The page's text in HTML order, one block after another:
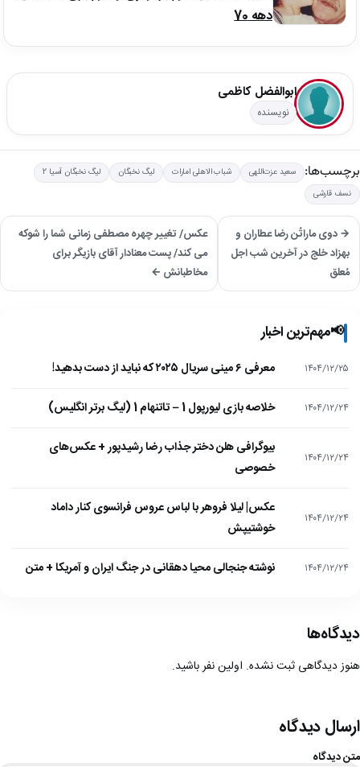
دهه 70
ابوالفضل کاظمی
نویسنده
برچسب‌ها: سعید عزت‌اللهی شباب الاهلی امارات لیگ نخبگان
لیگ نخبگان آسیا 2
نسف قارشی
→ دوی ماراتُن رضا عطاران و
بهزاد خلج در آخرین شب اجل
مُعلق
عکس/ تغییر چهره مصطفی زمانی شما را شوکه
می کند/ پست معنادار آقای بازیگر برای
مخاطبانش ←
📢مهم‌ترین اخبار
۱۴۰۴/۱۲/۲۵ معرفی ۶ مینی سریال ۲۰۲۵ که نباید از دست بدهید!
۱۴۰۴/۱۲/۲۴ خلاصه بازی لیورپول 1 – تاتنهام 1 (لیگ برتر انگلیس)
۱۴۰۴/۱۲/۲۴
بیوگرافی هلن دختر جذاب رضا رشیدپور + عکس‌های
خصوصی
۱۴۰۴/۱۲/۲۴
عکس| لیلا فروهر با لباس عروس فرانسوی کنار داماد
خوشتیپش
۱۴۰۴/۱۲/۲۴ نوشته جنجالی محیا دهقانی در جنگ ایران و آمریکا + متن
دیدگاه‌ها
هنوز دیدگاهی ثبت نشده. اولین نفر باشید.
ارسال دیدگاه
متن دیدگاه